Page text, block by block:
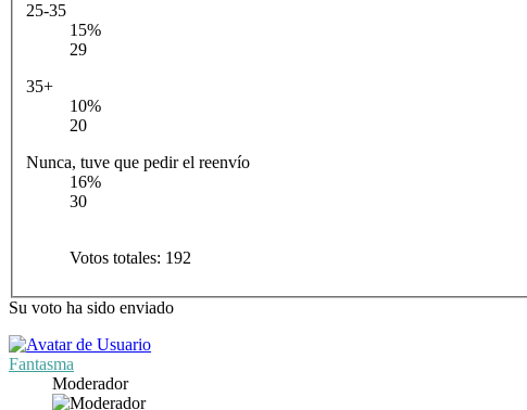
25-35
15%
29
35+
10%
20
Nunca, tuve que pedir el reenvío
16%
30
Votos totales: 192
Su voto ha sido enviado
Fantasma
Moderador